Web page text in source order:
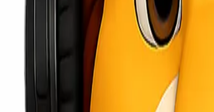
dan tim yang berpengalaman, kami memastikan proses
distribusi adalah kunci. Keterlambatan pengiriman
ekspedisi cargo yang tepat waktu dan transparan.
Express?